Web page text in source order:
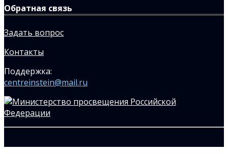
Обратная связь
Задать вопрос
Контакты
Поддержка:
centreinstein@mail.ru